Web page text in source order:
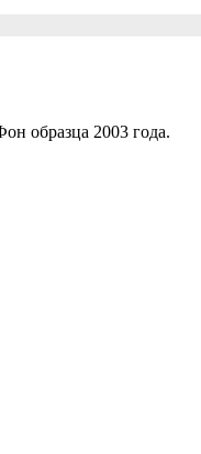
образца 2003 года.